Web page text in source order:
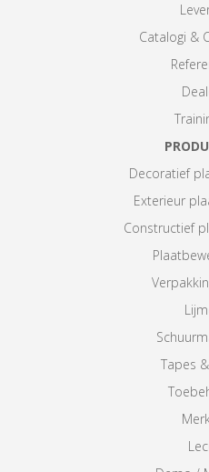
Catalogi &
Decoratief
Exterieur
Constructief
Tapes